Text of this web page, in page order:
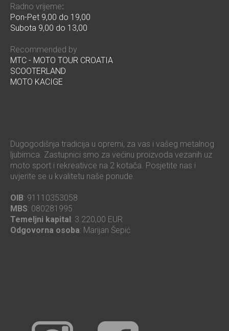
Radno vrijeme:
Pon-Pet 9,00 do 19,00
Subota 9,00 do 13,00
Recommended by
MTC - MOTO TOUR CROATIA
SCOOTERLAND
MOTO KACIGE
Dugogodišnja tradicija u opremi, za vas i vašeg metalnog
ljubimca. Zastupnici smo za većinu proizvoda vezanih uz
moto sport i rekreativce na 2 kotača. Posjetite nas i
uvjerite se u kvalitetu naše ponude.
OIB: 91110353058
MBS: 080281995
Temeljni kapital : 3.220,00 EUR
Odgovorna osoba: Marijan Šepić